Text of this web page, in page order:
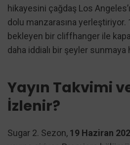
hikayesini çağdaş Los
dolu manzarasına
bekleyen bir cliffhanger ile
daha iddialı bir şeyler sunmaya
Yayın Takvimi
İzlenir?
Sugar 2. Sezon, 19 Haziran